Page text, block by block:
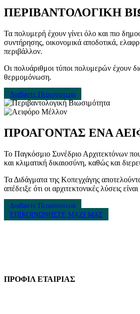
ΠΕΡΙΒΑΝΤΟΛΟΓΙΚΗ
Τα πολυμερή έχουν γίνει όλο και πιο
συντήρησης, οικονομικά αποδοτικά,
περιβάλλον.
Οι πολυάριθμοι τύποι πολυμερών έχουν
θερμομόνωση.
Διαβaστε Περισσoτερα
ΠΡΟΑΓΟΝΤΑΣ ΕΝΑ
Το Παγκόσμιο Συνέδριο Αρχιτεκτόνων
και κλιματική δικαιοσύνη, καθώς και
Τα Διδάγματα της Κοπεγχάγης
απέδειξε ότι οι αρχιτεκτονικές λύσεις
Διαβaστε Περισσoτερα
ΕΠΙΚΟΙΝΩΝΗΣΤΕ ΜΑΖΙ ΜΑΣ
ΠΡΟΦΙΛ ΕΤΑΙΡΙΑΣ